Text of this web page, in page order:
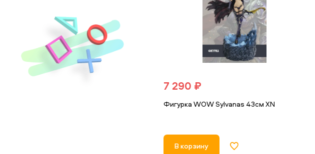
7 290 ₽
Фигурка WOW Sylvanas 43см XN
В корзину